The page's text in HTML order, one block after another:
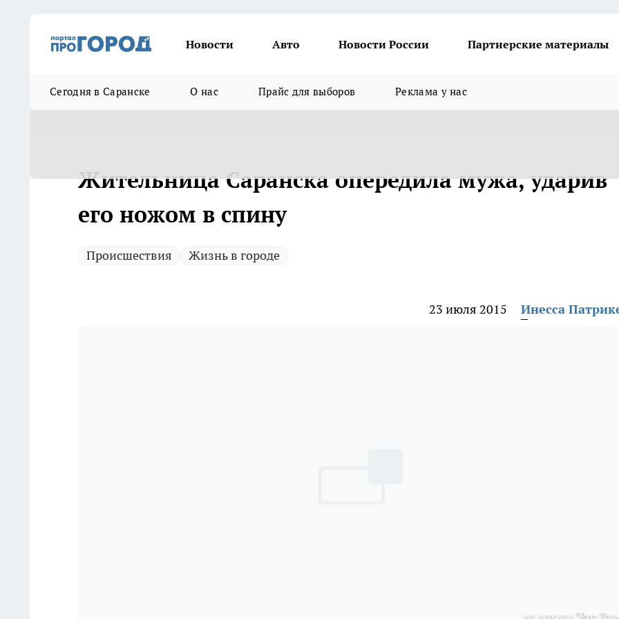
Новости Авто Новости России Партнерские материалы
Сегодня в Саранске О нас Прайс для выборов Реклама у нас
Жительница Саранска опередила мужа, ударив
его ножом в спину
Происшествия Жизнь в городе
23 июля 2015 Инесса
из архива "Pro